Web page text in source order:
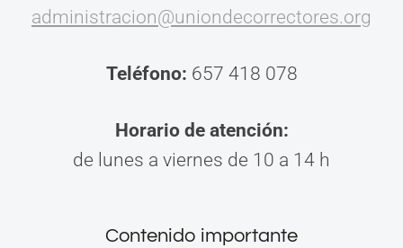
administracion@uniondecorrectores.org
Teléfono: 657 418 078
Horario de atención:
de lunes a viernes de 10 a 14 h
Contenido importante